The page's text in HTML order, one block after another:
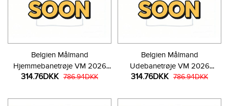
Belgien Målmand
Hjemmebanetrøje VM 2026
Kortærmet
314.76DKK 786.94DKK
Belgien Målmand
Udebanetrøje VM 2026
Kortærmet
314.76DKK 786.94DKK